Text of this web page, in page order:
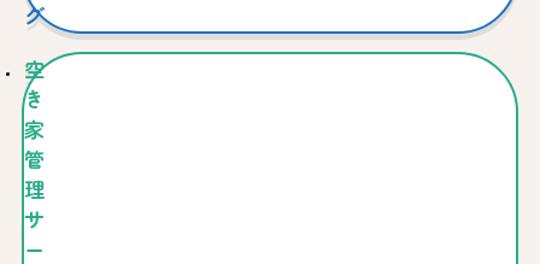
グ
空
き
家
管
理
サ
ー